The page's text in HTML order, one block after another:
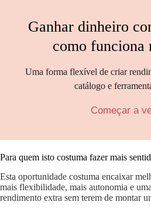
Ganhar dinheiro
como funciona
Uma forma flexível de criar
catálogo e
Começar a
Para quem isto costuma fazer mais
Esta oportunidade costuma encaixar
mais flexibilidade, mais autonomia e
rendimento extra sem terem de montar